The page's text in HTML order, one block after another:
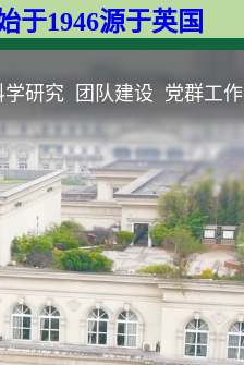
于1946源于英国
学研究 团队建设 党群工作